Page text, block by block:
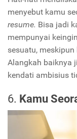
menyebut kamu
resume. Bisa jadi
mempunyai
sesuatu,
Alangkah baiknya
kendati ambisius
6. Kamu